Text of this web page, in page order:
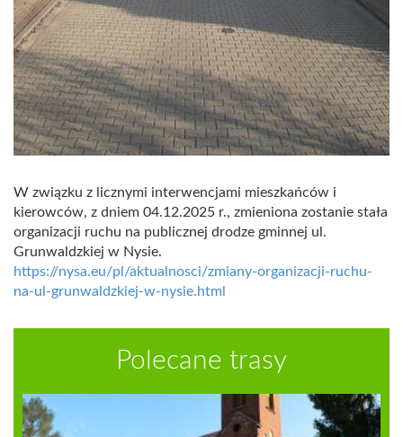
W związku z licznymi interwencjami mieszkańców i
kierowców, z dniem 04.12.2025 r., zmieniona zostanie stała
organizacji ruchu na publicznej drodze gminnej ul.
Grunwaldzkiej w Nysie.
https://nysa.eu/pl/aktualnosci/zmiany-organizacji-ruchu-
na-ul-grunwaldzkiej-w-nysie.html
Polecane trasy